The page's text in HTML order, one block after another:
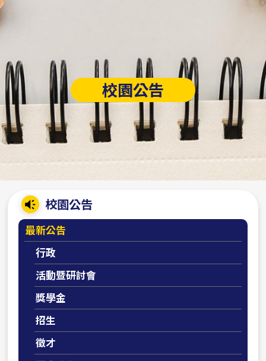
校園公告
校園公告
最新公告
行政
活動暨研討會
獎學金
招生
徵才